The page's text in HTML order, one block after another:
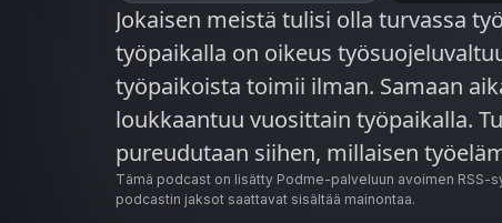
Jokaisen meistä tulisi olla turvassa työpaikalla.
työpaikalla on oikeus
työpaikoista toimii ilman. Samaan
loukkaantuu vuosittain työpaikalla. Turvassa työpaikalla -podcastissa
pureudutaan siihen, millaisen
Millaisia korjausliikkeitä tarvitaan,
Tämä podcast on lisätty Podme-palveluun avoimen RSS-
podcastin jaksot saattavat sisältää mainontaa.